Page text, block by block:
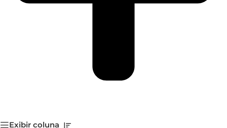
Exibir coluna